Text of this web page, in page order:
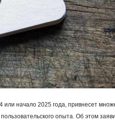
начало 2025 года, привнесет
опыта. Об этом